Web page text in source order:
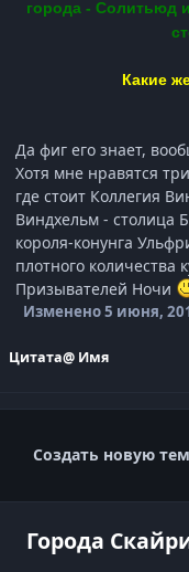
города - Солитьюд
Какие
Да фиг его знает,
Хотя мне нравятся
где стоит Коллегия
Виндхельм - столица
короля-конунга
плотного количества
Призывателей Ночи
Изменено5 июня,
Цитата@ Имя
Создать новую
Города